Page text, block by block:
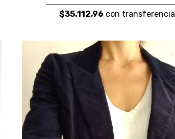
$35.112,96 con transferencia